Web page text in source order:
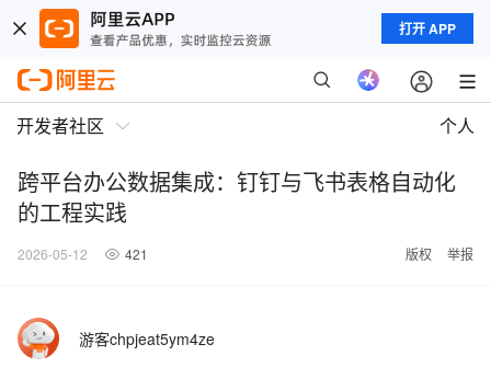
打开 APP
开发者社区 个人
跨平台办公数据集成：钉钉与飞书表格自动化
的工程实践
2026-05-12 421 版权 举报
游客chpjeat5ym4ze